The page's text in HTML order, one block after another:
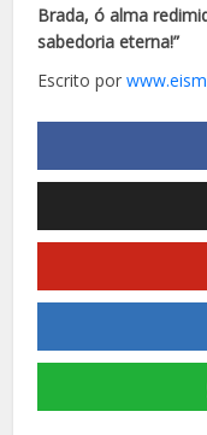
Brada, ó alma
sabedoria eterna!”
Escrito por